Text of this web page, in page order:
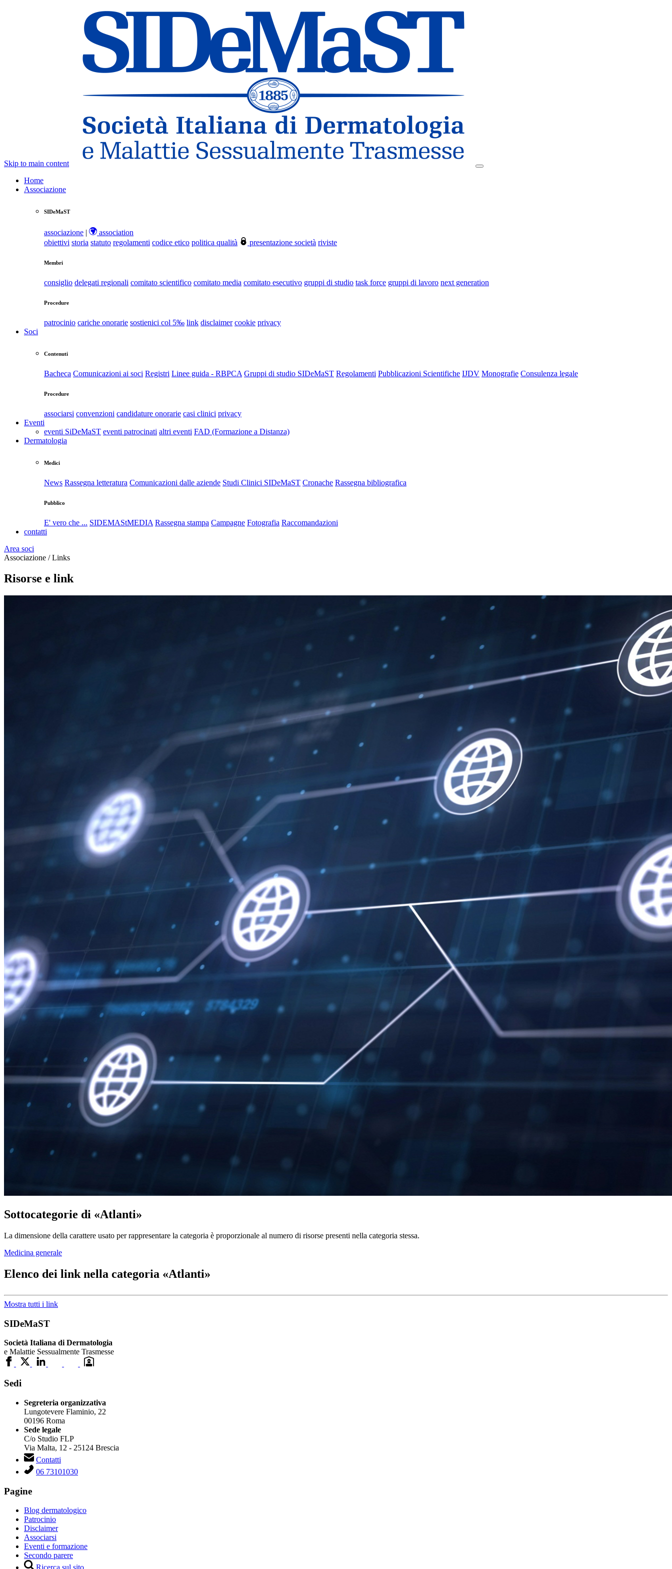
Skip to main content
Home
Associazione
SIDeMaST
associazione |
association
obiettivi storia statuto regolamenti codice etico politica qualità presentazione società riviste
Membri
consiglio delegati regionali comitato scientifico comitato media comitato esecutivo gruppi di studio task force gruppi di lavoro next generation
Procedure
patrocinio cariche onorarie sostienici col 5‰ link disclaimer cookie privacy
Soci
Contenuti
Bacheca Comunicazioni ai soci Registri Linee guida - RBPCA Gruppi di studio SIDeMaST Regolamenti Pubblicazioni Scientifiche IJDV Monografie Consulenza legale
Procedure
associarsi convenzioni candidature onorarie casi clinici privacy
Eventi
eventi SiDeMaST eventi patrocinati altri eventi FAD (Formazione a Distanza)
Dermatologia
Medici
News Rassegna letteratura Comunicazioni dalle aziende Studi Clinici SIDeMaST Cronache Rassegna bibliografica
Pubblico
E' vero che ... SIDEMAStMEDIA Rassegna stampa Campagne Fotografia Raccomandazioni
contatti
Area soci
Associazione / Links
Risorse e link
Sottocategorie di «Atlanti»
La dimensione della carattere usato per rappresentare la categoria è proporzionale al numero di risorse presenti nella categoria stessa.
Medicina generale
Elenco dei link nella categoria «Atlanti»
Mostra tutti i link
SIDeMaST
Società Italiana di Dermatologia
e Malattie Sessualmente Trasmesse
Sedi
Segreteria organizzativa
Lungotevere Flaminio, 22
00196 Roma
Sede legale
C/o Studio FLP
Via Malta, 12 - 25124 Brescia
Contatti
06 73101030
Pagine
Blog dermatologico
Patrocinio
Disclaimer
Associarsi
Eventi e formazione
Secondo parere